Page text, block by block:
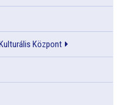
Központ